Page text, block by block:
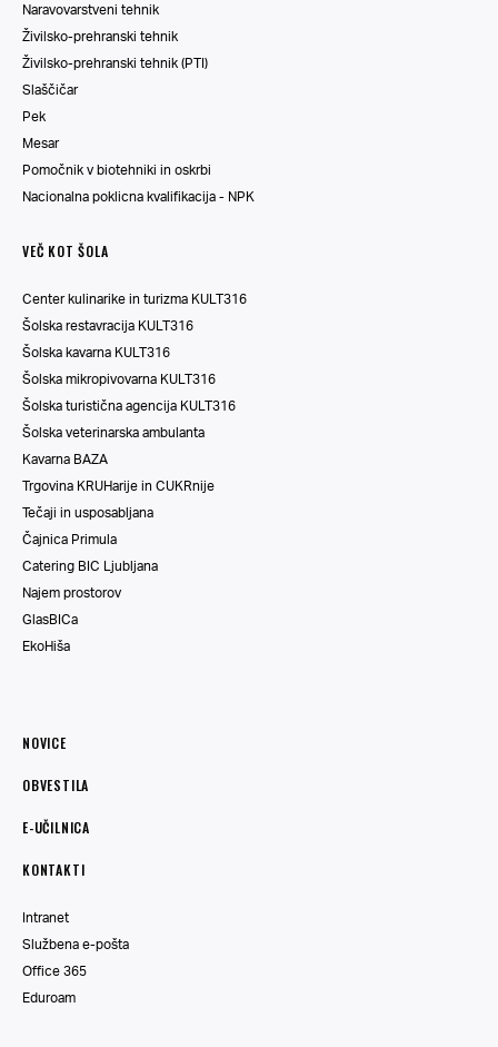
Naravovarstveni tehnik
Živilsko-prehranski tehnik
Živilsko-prehranski tehnik (PTI)
Slaščičar
Pek
Mesar
Pomočnik v biotehniki in oskrbi
Nacionalna poklicna kvalifikacija - NPK
VEČ KOT ŠOLA
Center kulinarike in turizma KULT316
Šolska restavracija KULT316
Šolska kavarna KULT316
Šolska mikropivovarna KULT316
Šolska turistična agencija KULT316
Šolska veterinarska ambulanta
Kavarna BAZA
Trgovina KRUHarije in CUKRnije
Tečaji in usposabljana
Čajnica Primula
Catering BIC Ljubljana
Najem prostorov
GlasBICa
EkoHiša
NOVICE
OBVESTILA
E-UČILNICA
KONTAKTI
Intranet
Službena e-pošta
Office 365
Eduroam